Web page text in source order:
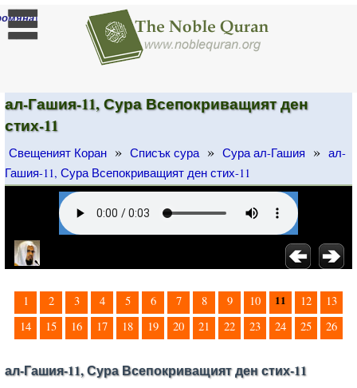
]
ал-Гашия-11, Сура Всепокриващият ден
стих-11
Свещеният Коран » Списък сура » Сура ал-Гашия » ал-
Гашия-11, Сура Всепокриващият ден стих-11
1 2 3 4 5 6 7 8 9 10 11 12
13
14
15 16 17 18 19 20 21 22 23 24 25 26
ал-Гашия-11, Сура Всепокриващият ден стих-11